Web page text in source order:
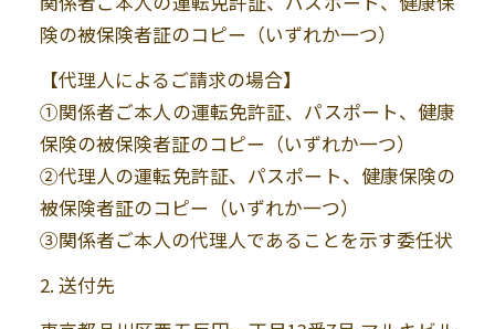
険の被保険者証のコピー（いずれか一つ）
【代理人によるご請求の場合】
①関係者ご本人の運転免許証、パスポート、健康
保険の被保険者証のコピー（いずれか一つ）
②代理人の運転免許証、パスポート、健康保険の
被保険者証のコピー（いずれか一つ）
③関係者ご本人の代理人であることを示す委任状
2. 送付先